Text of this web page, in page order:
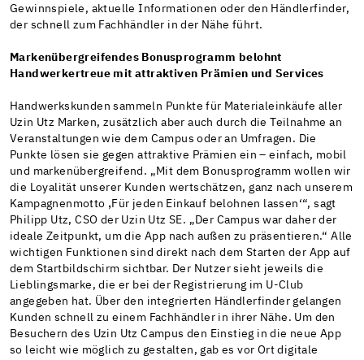
Gewinnspiele, aktuelle Informationen oder den Händlerfinder,
der schnell zum Fachhändler in der Nähe führt.
Markenübergreifendes Bonusprogramm belohnt
Handwerkertreue mit attraktiven Prämien und Services
Handwerkskunden sammeln Punkte für Materialeinkäufe aller
Uzin Utz Marken, zusätzlich aber auch durch die Teilnahme an
Veranstaltungen wie dem Campus oder an Umfragen. Die
Punkte lösen sie gegen attraktive Prämien ein – einfach, mobil
und markenübergreifend. „Mit dem Bonusprogramm wollen wir
die Loyalität unserer Kunden wertschätzen, ganz nach unserem
Kampagnenmotto ꓹFür jeden Einkauf belohnen lassen‘“, sagt
Philipp Utz, CSO der Uzin Utz SE. „Der Campus war daher der
ideale Zeitpunkt, um die App nach außen zu präsentieren.“ Alle
wichtigen Funktionen sind direkt nach dem Starten der App auf
dem Startbildschirm sichtbar. Der Nutzer sieht jeweils die
Lieblingsmarke, die er bei der Registrierung im U-Club
angegeben hat. Über den integrierten Händlerfinder gelangen
Kunden schnell zu einem Fachhändler in ihrer Nähe. Um den
Besuchern des Uzin Utz Campus den Einstieg in die neue App
so leicht wie möglich zu gestalten, gab es vor Ort digitale